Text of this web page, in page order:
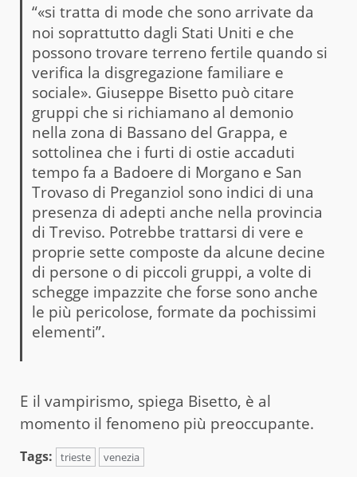
“«si tratta di mode che sono arrivate da
noi soprattutto dagli Stati Uniti e che
possono trovare terreno fertile quando si
verifica la disgregazione familiare e
sociale». Giuseppe Bisetto può citare
gruppi che si richiamano al demonio
nella zona di Bassano del Grappa, e
sottolinea che i furti di ostie accaduti
tempo fa a Badoere di Morgano e San
Trovaso di Preganziol sono indici di una
presenza di adepti anche nella provincia
di Treviso. Potrebbe trattarsi di vere e
proprie sette composte da alcune decine
di persone o di piccoli gruppi, a volte di
schegge impazzite che forse sono anche
le più pericolose, formate da pochissimi
elementi”.
E il vampirismo, spiega Bisetto, è al
momento il fenomeno più preoccupante.
Tags: trieste venezia